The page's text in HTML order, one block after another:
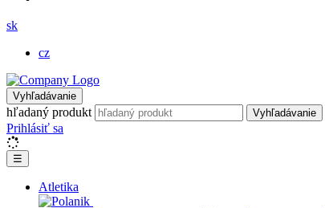
sk
cz
Vyhľadávanie
hľadaný produkt Vyhľadávanie
Prihlásiť sa
☰
Atletika